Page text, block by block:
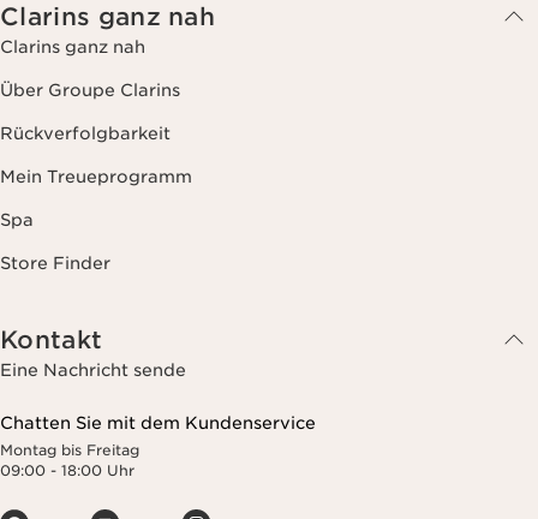
Clarins ganz nah
Clarins ganz nah
Über Groupe Clarins
Rückverfolgbarkeit
Mein Treueprogramm
Spa
Store Finder
Kontakt
Eine Nachricht sende
Chatten Sie mit dem Kundenservice
Montag bis Freitag
09:00 - 18:00 Uhr